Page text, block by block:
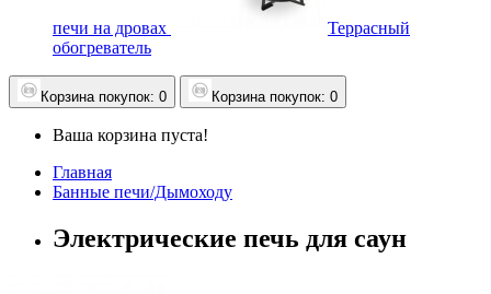
печи на дровах
Террасный
обогреватель
Корзина покупок: 0 Корзина покупок: 0
Ваша корзина пуста!
Главная
Банные печи/Дымоходу
Электрические печь для саун